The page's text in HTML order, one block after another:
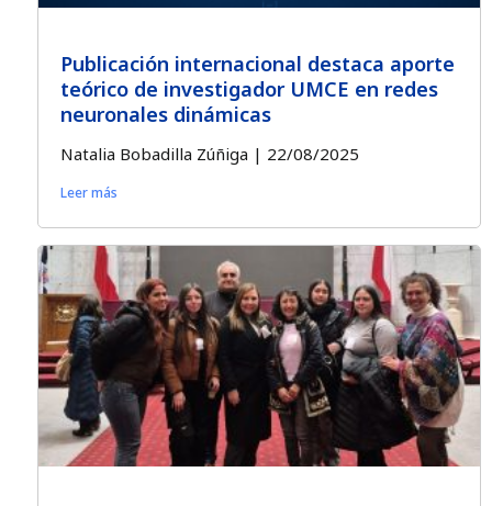
Publicación internacional destaca aporte
teórico de investigador UMCE en redes
neuronales dinámicas
Natalia Bobadilla Zúñiga 22/08/2025
Leer más